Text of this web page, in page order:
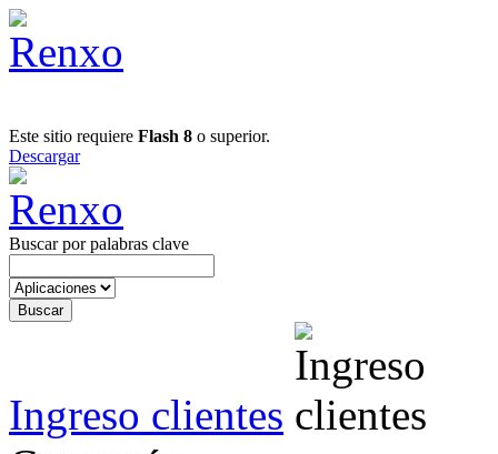
Este sitio requiere Flash 8 o superior.
Descargar
Buscar por palabras clave
Ingreso clientes